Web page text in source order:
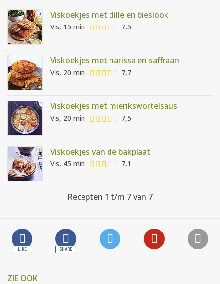
Viskoekjes met dille en bieslook
Vis, 15 min 7,5
Viskoekjes met harissa en saffraan
Vis, 20 min 7,7
Viskoekjes met mierikswortelsaus
Vis, 20 min 7,5
Viskoekjes van de bakplaat
Vis, 45 min 7,1
Recepten 1 t/m 7 van 7
ZIE OOK